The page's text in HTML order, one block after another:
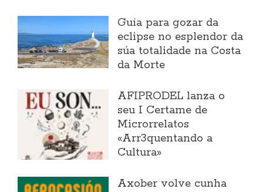
Guía para gozar da
eclipse no esplendor da
súa totalidade na Costa
da Morte
AFIPRODEL lanza o
seu I Certame de
Microrrelatos
«Arr3quentando a
Cultura»
Axober volve cunha